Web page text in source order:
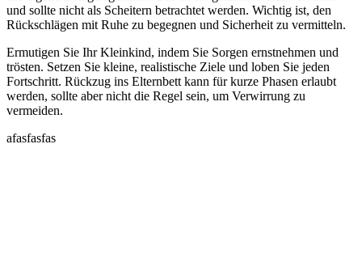
und sollte nicht als Scheitern betrachtet werden. Wichtig ist, den
Rückschlägen mit Ruhe zu begegnen und Sicherheit zu vermitteln.
Ermutigen Sie Ihr Kleinkind, indem Sie Sorgen ernstnehmen und
trösten. Setzen Sie kleine, realistische Ziele und loben Sie jeden
Fortschritt. Rückzug ins Elternbett kann für kurze Phasen erlaubt
werden, sollte aber nicht die Regel sein, um Verwirrung zu
vermeiden.
afasfasfas